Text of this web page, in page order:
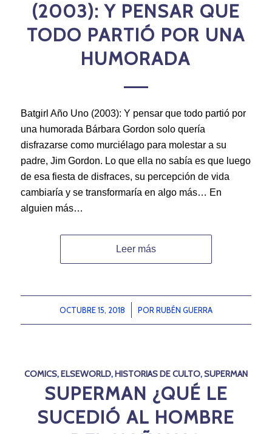
(2003): Y PENSAR QUE
TODO PARTIÓ POR UNA
HUMORADA
Batgirl Año Uno (2003): Y pensar que todo partió por
una humorada Bárbara Gordon solo quería
disfrazarse como murciélago para molestar a su
padre, Jim Gordon. Lo que ella no sabía es que luego
de esa fiesta de disfraces, su percepción de vida
cambiaría y se transformaría en algo más… En
alguien más…
Leer más
OCTUBRE 15, 2018
/ POR RUBÉN GUERRA
COMICS,ELSEWORLD,HISTORIAS DE CULTO,SUPERMAN
SUPERMAN ¿QUÉ LE
SUCEDIÓ AL HOMBRE